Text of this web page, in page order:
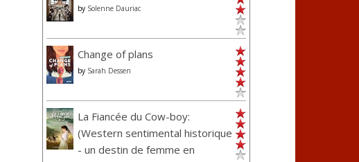
by Solenne Dauriac
Change of plans
by Sarah Dessen
La Fiancée du Cow-boy:
(Western sentimental historique
- un destin de femme en